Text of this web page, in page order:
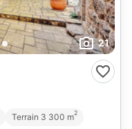
21
Terrain 3 300 m2